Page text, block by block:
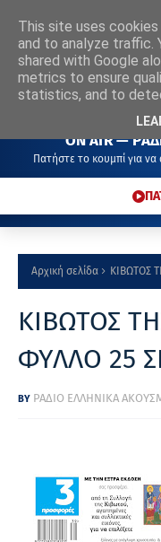
ON AIR —
Πατήστε το κουμπί για να
Αρχική σελίδα ΚΙΒΩΤΟΣ
ΚΙΒΩΤΟΣ
ΦΥΛΛΟ 25
ΡΑΔΙΟ ΕΛΛΗΝΙΚΑ
This site uses
and to analyze traffic.
shared with Google
metrics to ensure
statistics, and to